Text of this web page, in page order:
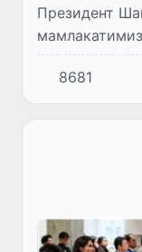
Президент
бўлиб турган
ҳамкорлик
8681